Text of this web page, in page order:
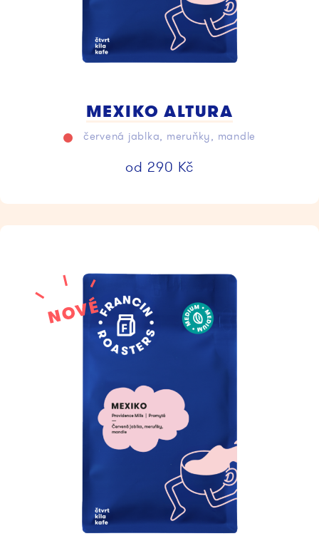
MEXIKO ALTURA
červená jablka, meruňky, mandle
od 290 Kč